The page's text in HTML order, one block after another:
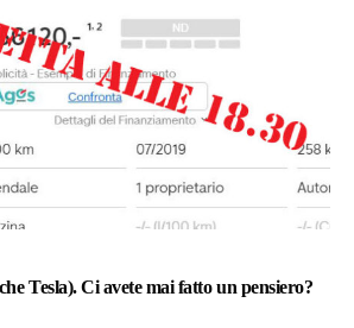
Tesla). Ci avete mai fatto un pensiero?